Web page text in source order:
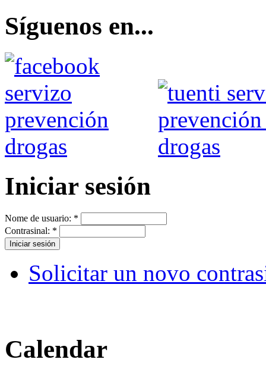
Síguenos en...
Iniciar sesión
Nome de usuario: *
Contrasinal: *
Solicitar un novo
Calendar